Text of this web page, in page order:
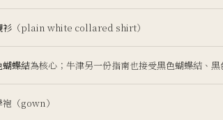
衫（plain white collared shirt）
蝴蝶結為核心；牛津另一份指南也接受黑色蝴蝶結、
（gown）